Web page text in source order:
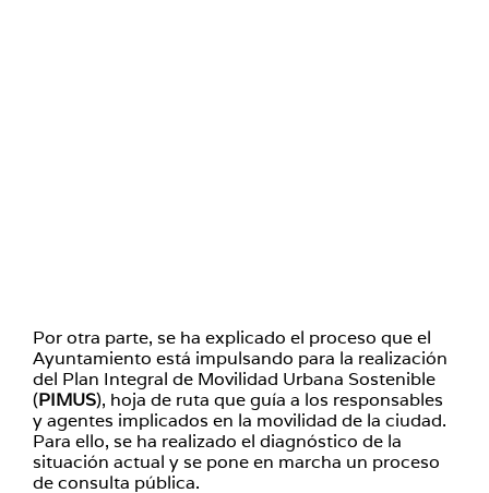
Por otra parte, se ha explicado el proceso que el
Ayuntamiento está impulsando para la realización
del Plan Integral de Movilidad Urbana Sostenible
(PIMUS), hoja de ruta que guía a los responsables
y agentes implicados en la movilidad de la ciudad.
Para ello, se ha realizado el diagnóstico de la
situación actual y se pone en marcha un proceso
de consulta pública.